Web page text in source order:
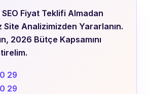
SEO Fiyat Teklifi Almadan
Analizimizden Yararlanın.
2026 Bütçe Kapsamını
29
29